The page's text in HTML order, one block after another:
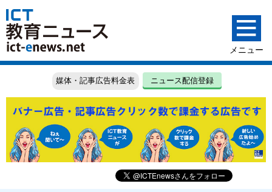
媒体・記事広告料金表 ニュース配信登録